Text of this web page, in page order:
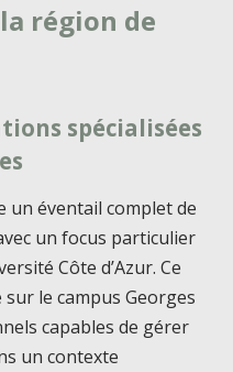
région de
spécialisées
un éventail complet de
un focus particulier
Côte d’Azur. Ce
le campus Georges
capables de gérer
un contexte